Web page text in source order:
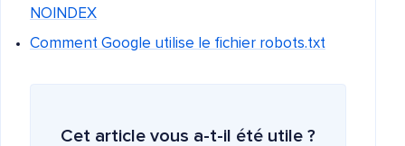
NOINDEX
Comment Google utilise le fichier robots.txt
Cet article vous a-t-il été utile ?